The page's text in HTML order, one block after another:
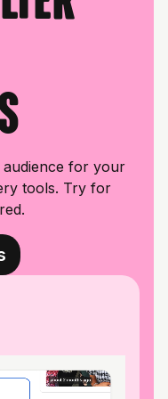
for your
tools. Try for